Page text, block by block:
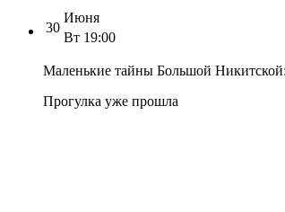
30
Июня
Вт 19:00
Маленькие тайны Большой
Прогулка уже прошла